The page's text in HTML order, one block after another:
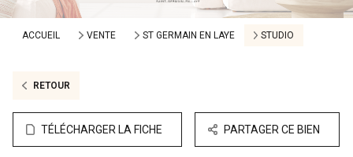
ACCUEIL VENTE ST GERMAIN EN LAYE STUDIO
RETOUR
TÉLÉCHARGER LA FICHE PARTAGER CE BIEN